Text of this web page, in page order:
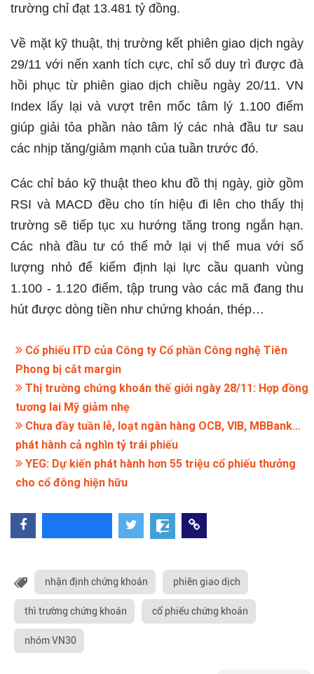
trường chỉ đạt 13.481 tỷ đồng.
Về mặt kỹ thuật, thị trường kết phiên giao dịch ngày
29/11 với nến xanh tích cực, chỉ số duy trì được đà
hồi phục từ phiên giao dịch chiều ngày 20/11. VN
Index lấy lại và vượt trên mốc tâm lý 1.100 điểm
giúp giải tỏa phần nào tâm lý các nhà đầu tư sau
các nhịp tăng/giảm mạnh của tuần trước đó.
Các chỉ báo kỹ thuật theo khu đồ thị ngày, giờ gồm
RSI và MACD đều cho tín hiệu đi lên cho thấy thị
trường sẽ tiếp tục xu hướng tăng trong ngắn hạn.
Các nhà đầu tư có thể mở lại vị thế mua với số
lượng nhỏ để kiểm định lại lực cầu quanh vùng
1.100 - 1.120 điểm, tập trung vào các mã đang thu
hút được dòng tiền như chứng khoán, thép…
Cổ phiếu ITD của Công ty Cổ phần Công nghệ Tiên
Phong bị cắt margin
Thị trường chứng khoán thế giới ngày 28/11: Hợp đồng
tương lai Mỹ giảm nhẹ
Chưa đầy tuần lễ, loạt ngân hàng OCB, VIB, MBBank…
phát hành cả nghìn tỷ trái phiếu
YEG: Dự kiến phát hành hơn 55 triệu cổ phiếu thưởng
cho cổ đông hiện hữu
nhận định chứng khoán phiên giao dịch
thì trường chứng khoán cổ phiếu chứng khoán
nhóm VN30